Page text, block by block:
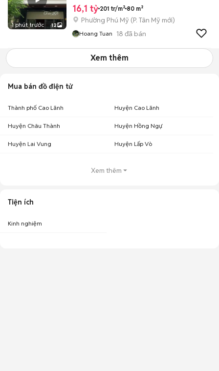
1 phút trước 12
16,1 tỷ 201 tr/m² 80 m²
Phường Phú Mỹ (P. Tân Mỹ mới)
Hoang Tuan 18 đã bán
Xem thêm
Mua bán đồ điện tử
Thành phố Cao Lãnh Huyện Cao Lãnh
Huyện Châu Thành Huyện Hồng Ngự
Huyện Lai Vung Huyện Lấp Vò
Xem thêm
Tiện ích
Kinh nghiệm